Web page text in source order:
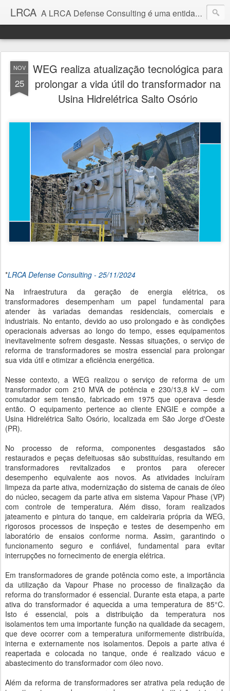
LRCA A LRCA Defense Consulting é uma entidade sem fins lucrativos que se dedica a produzir e divulgar notícias e análises sobre as Empresas de Defesa. Não somos jornalistas e nem este é um blog jornalístico.
NOV
25
WEG realiza atualização tecnológica para
prolongar a vida útil do transformador na
Usina Hidrelétrica Salto Osório
*LRCA Defense Consulting - 25/11/2024
Na infraestrutura da geração de energia elétrica, os
transformadores desempenham um papel fundamental para
atender às variadas demandas residenciais, comerciais e
industriais. No entanto, devido ao uso prolongado e às condições
operacionais adversas ao longo do tempo, esses equipamentos
inevitavelmente sofrem desgaste. Nessas situações, o serviço de
reforma de transformadores se mostra essencial para prolongar
sua vida útil e otimizar a eficiência energética.
Nesse contexto, a WEG realizou o serviço de reforma de um
transformador com 210 MVA de potência e 230/13,8 kV – com
comutador sem tensão, fabricado em 1975 que operava desde
então. O equipamento pertence ao cliente ENGIE e compõe a
Usina Hidrelétrica Salto Osório, localizada em São Jorge d'Oeste
(PR).
No processo de reforma, componentes desgastados são
restaurados e peças defeituosas são substituídas, resultando em
transformadores revitalizados e prontos para oferecer
desempenho equivalente aos novos. As atividades incluíram
limpeza da parte ativa, modernização do sistema de canais de óleo
do núcleo, secagem da parte ativa em sistema Vapour Phase (VP)
com controle de temperatura. Além disso, foram realizados
jateamento e pintura do tanque, em caldeiraria própria da WEG,
rigorosos processos de inspeção e testes de desempenho em
laboratório de ensaios conforme norma. Assim, garantindo o
funcionamento seguro e confiável, fundamental para evitar
interrupções no fornecimento de energia elétrica.
Em transformadores de grande potência como este, a importância
da utilização da Vapour Phase no processo de finalização da
reforma do transformador é essencial. Durante esta etapa, a parte
ativa do transformador é aquecida a uma temperatura de 85°C.
Isto é essencial, pois a distribuição da temperatura nos
isolamentos tem uma importante função na qualidade da secagem,
que deve ocorrer com a temperatura uniformemente distribuída,
interna e externamente nos isolamentos. Depois a parte ativa é
reapertada e colocada no tanque, onde é realizado vácuo e
abastecimento do transformador com óleo novo.
Além da reforma de transformadores ser atrativa pela redução de